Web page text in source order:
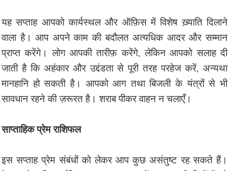
यह सप्ताह आपको कार्यस्थल और ऑफ़िस में विशेष ख़्याति दिलाने
वाला है। आप अपने काम की बदौलत अत्यधिक आदर और सम्मान
प्राप्त करेंगे। लोग आपकी तारीफ़ करेंगे, लेकिन आपको सलाह दी
जाती है कि अहंकार और उद्दंडता से पूरी तरह परहेज करें, अन्यथा
मानहानि हो सकती है। आपको आग तथा बिजली के यंत्रों से भी
सावधान रहने की ज़रूरत है। शराब पीकर वाहन न चलाएँ।
साप्ताहिक प्रेम राशिफल
इस सप्ताह प्रेम संबंधों को लेकर आप कुछ असंतुष्ट रह सकते हैं।